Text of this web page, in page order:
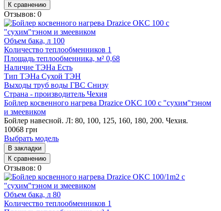
К сравнению
Отзывов: 0
Объем бака, л 100
Количество теплообменников 1
Площадь теплообменника, м² 0,68
Наличие ТЭНа Есть
Тип ТЭНа Сухой ТЭН
Выходы труб воды ГВС Снизу
Страна - производитель Чехия
Бойлер косвенного нагрева Drazice OKC 100 с "сухим"тэном
и змеевиком
Бойлер навесной. Л: 80, 100, 125, 160, 180, 200. Чехия.
10068 грн
Выбрать модель
В закладки
К сравнению
Отзывов: 0
Объем бака, л 80
Количество теплообменников 1